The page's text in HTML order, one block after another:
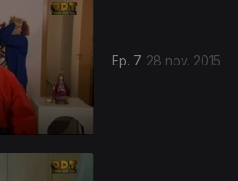
Ep. 7 28 nov. 2015